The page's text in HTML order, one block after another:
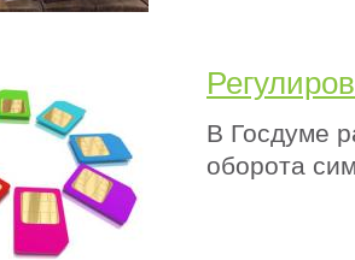
В Госдуме
оборота